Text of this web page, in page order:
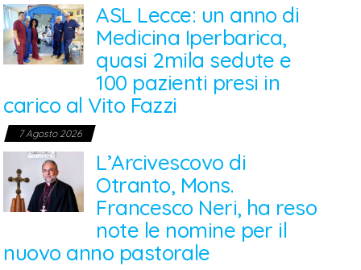
ASL Lecce: un anno di
Medicina Iperbarica,
quasi 2mila sedute e
100 pazienti presi in
carico al Vito Fazzi
7 Agosto 2026
L’Arcivescovo di
Otranto, Mons.
Francesco Neri, ha reso
note le nomine per il
nuovo anno pastorale